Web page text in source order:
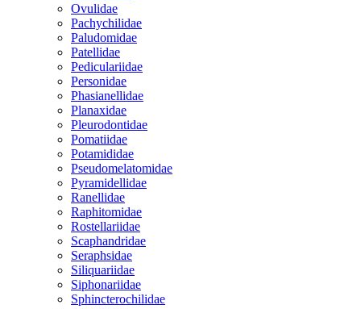
Ovulidae
Pachychilidae
Paludomidae
Patellidae
Pediculariidae
Personidae
Phasianellidae
Planaxidae
Pleurodontidae
Pomatiidae
Potamididae
Pseudomelatomidae
Pyramidellidae
Ranellidae
Raphitomidae
Rostellariidae
Scaphandridae
Seraphsidae
Siliquariidae
Siphonariidae
Sphincterochilidae